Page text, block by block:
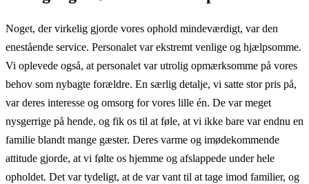
Noget, der virkelig gjorde vores ophold mindeværdigt, var den
enestående service. Personalet var ekstremt venlige og hjælpsomme.
Vi oplevede også, at personalet var utrolig opmærksomme på vores
behov som nybagte forældre. En særlig detalje, vi satte stor pris på,
var deres interesse og omsorg for vores lille én. De var meget
nysgerrige på hende, og fik os til at føle, at vi ikke bare var endnu en
familie blandt mange gæster. Deres varme og imødekommende
attitude gjorde, at vi følte os hjemme og afslappede under hele
opholdet. Det var tydeligt, at de var vant til at tage imod familier, og